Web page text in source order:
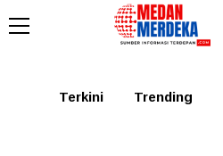
Tabagsel Tapanuli
Terkini Trending